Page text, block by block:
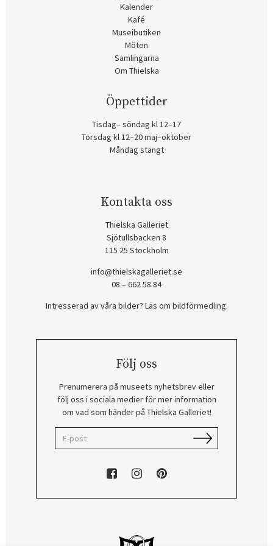
Kalender
Kafé
Museibutiken
Möten
Samlingarna
Om Thielska
Öppettider
Tisdag– söndag kl 12–17
Torsdag kl 12–20 maj–oktober
Måndag stängt
Kontakta oss
Thielska Galleriet
Sjötullsbacken 8
115 25 Stockholm
info@thielskagalleriet.se
08 – 662 58 84
Intresserad av våra bilder? Läs om bildförmedling.
Följ oss
Prenumerera på museets nyhetsbrev eller
följ oss i sociala medier för mer information
om vad som händer på Thielska Galleriet!